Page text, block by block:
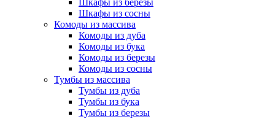
Шкафы из березы
Шкафы из сосны
Комоды из массива
Комоды из дуба
Комоды из бука
Комоды из березы
Комоды из сосны
Тумбы из массива
Тумбы из дуба
Тумбы из бука
Тумбы из березы